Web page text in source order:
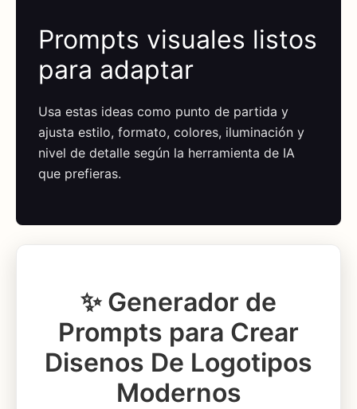
Prompts visuales listos
para adaptar
Usa estas ideas como punto de partida y
ajusta estilo, formato, colores, iluminación y
nivel de detalle según la herramienta de IA
que prefieras.
✨ Generador de
Prompts para Crear
Disenos De Logotipos
Modernos